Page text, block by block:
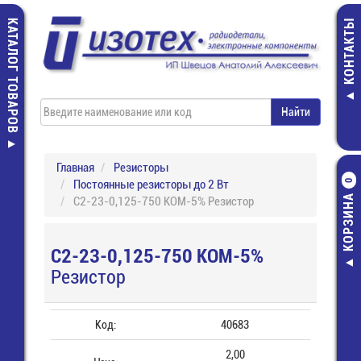
КАТАЛОГ ТОВАРОВ КОНТАКТЫ
КОРЗИНА
0
Главная
Резисторы
Постоянные резисторы до 2 Вт
С2-23-0,125-750 КОМ-5% Резистор
С2-23-0,125-750 КОМ-5%
Резистор
Код: 40683
2,00